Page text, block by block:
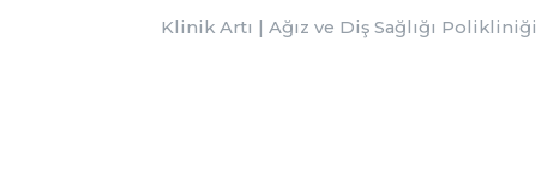
Klinik Artı | Ağız ve Diş Sağlığı Polikliniği